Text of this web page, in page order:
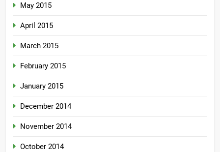
May 2015
April 2015
March 2015
February 2015
January 2015
December 2014
November 2014
October 2014